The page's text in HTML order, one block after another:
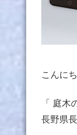
こんに
「 庭木
長野県